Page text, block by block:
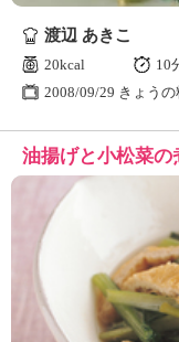
渡辺 あきこ
20kcal
10
2008/09/29 きょう
油揚げと小松菜の